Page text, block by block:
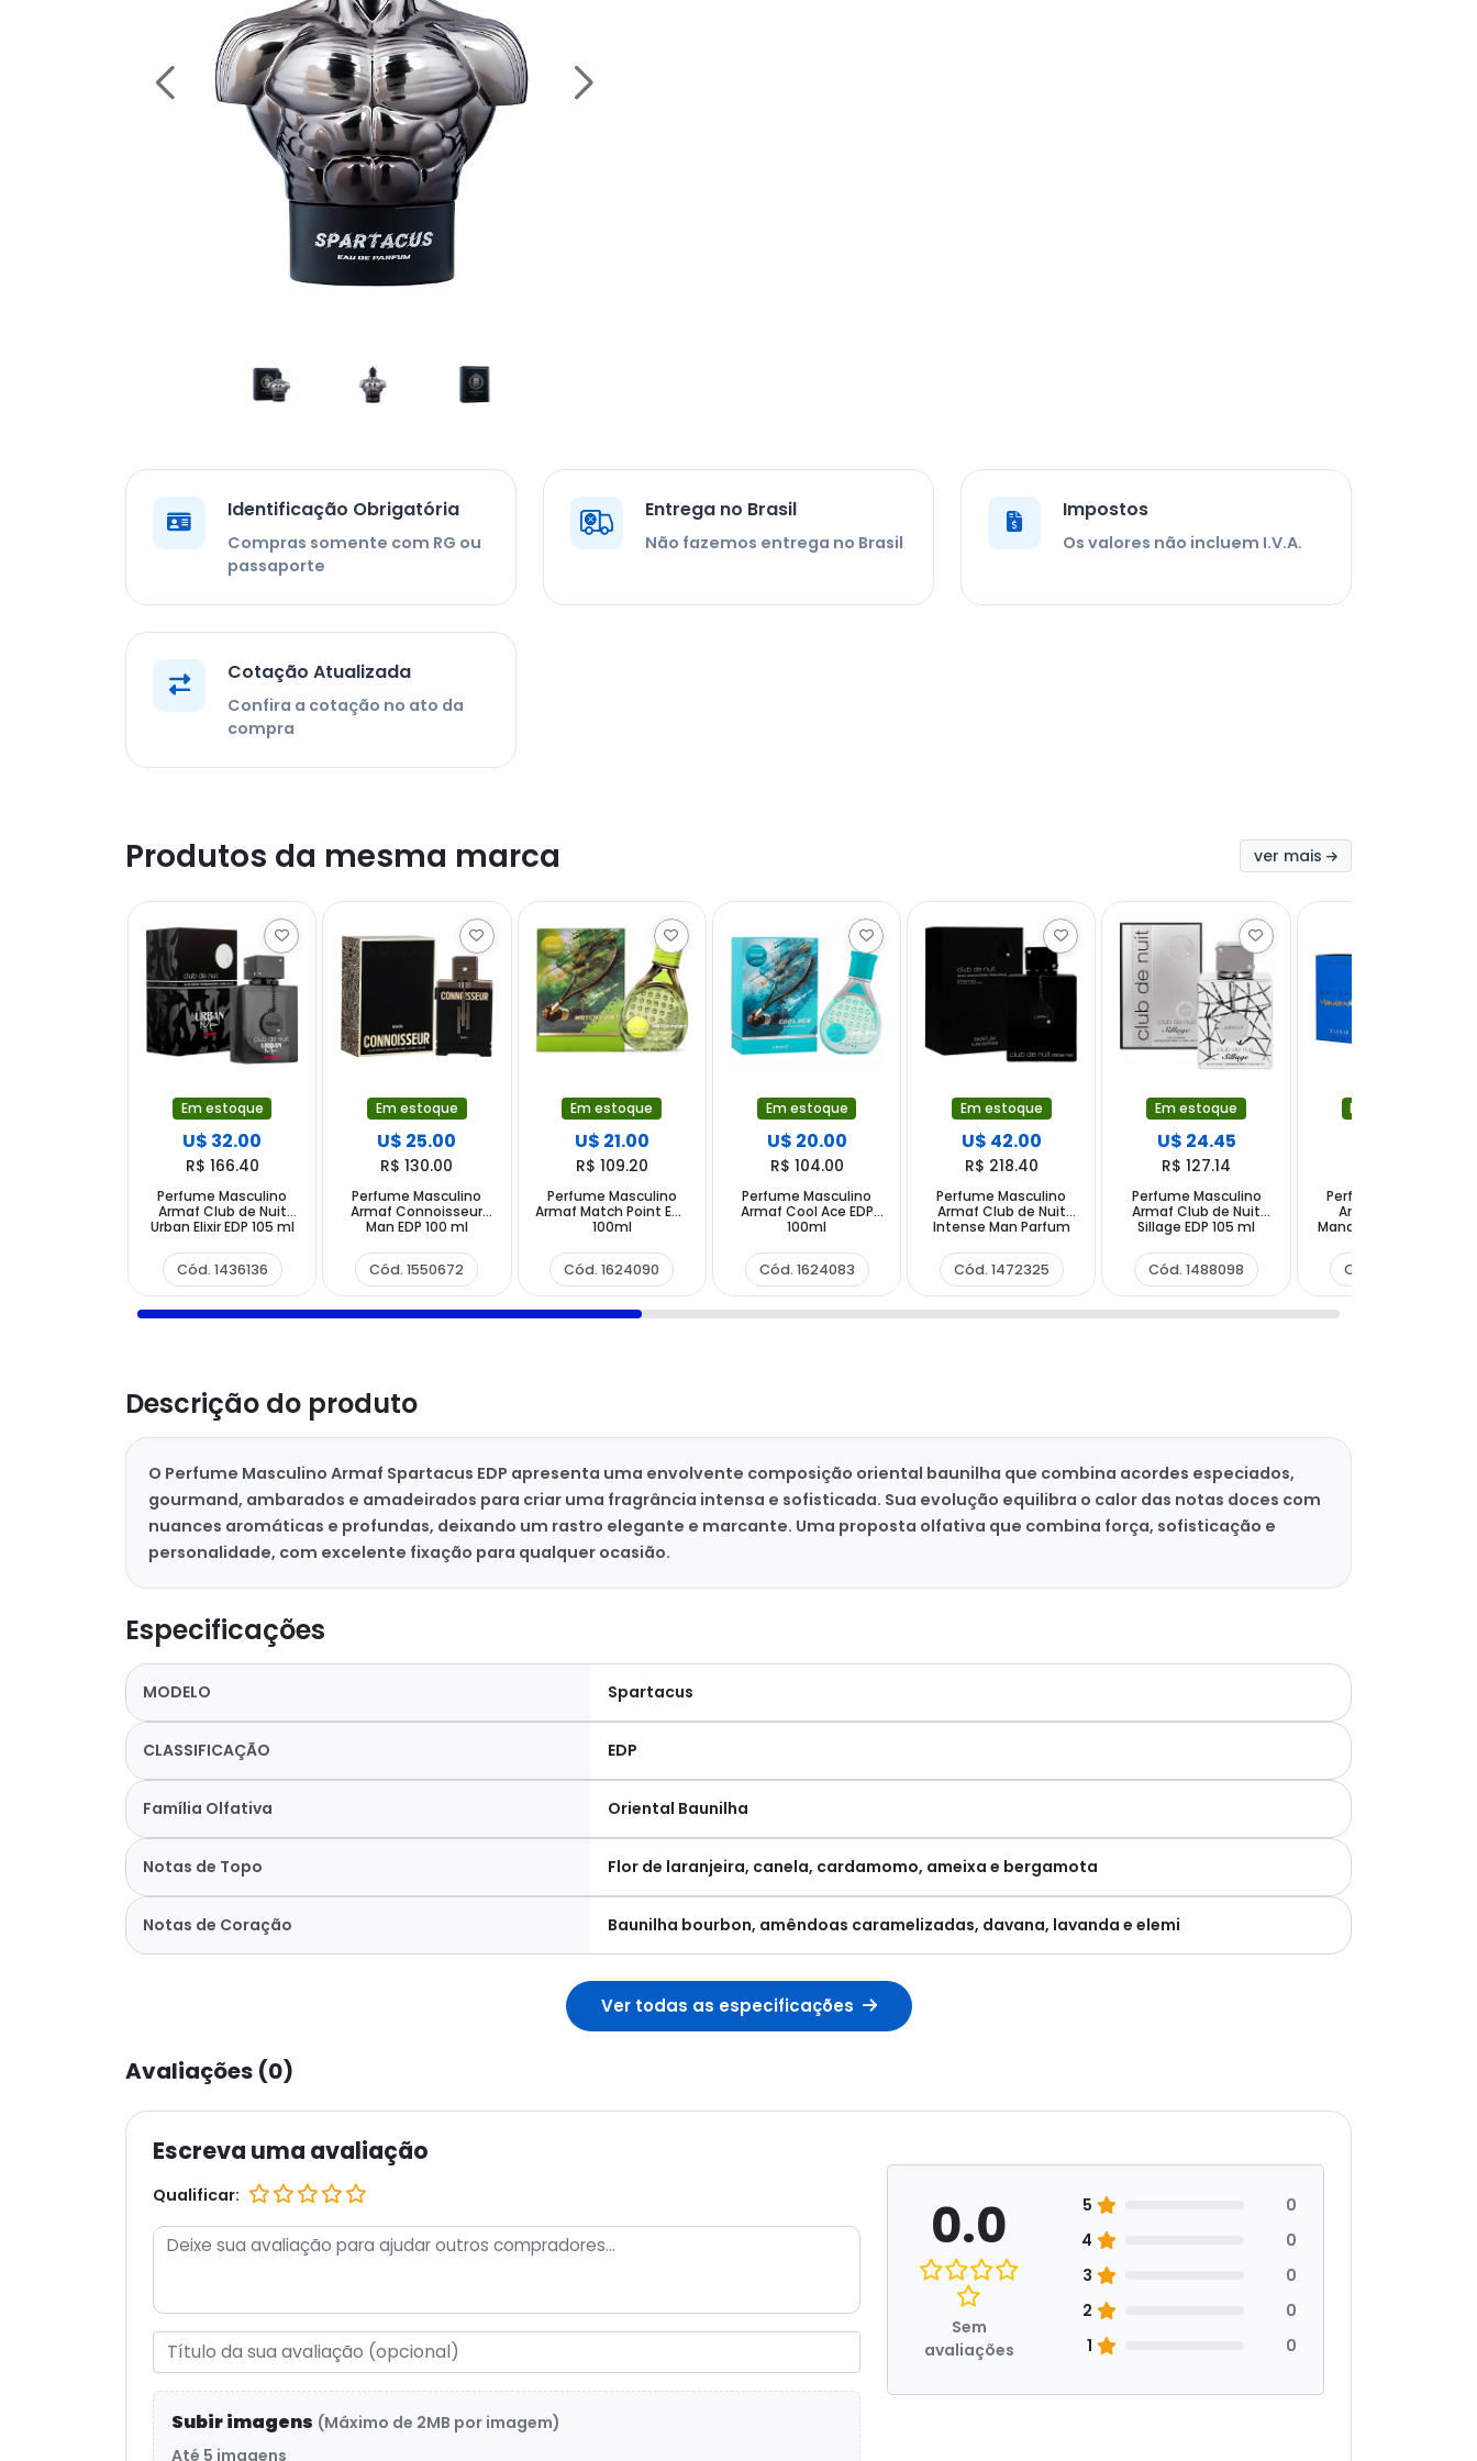
Identificação Obrigatória
Compras somente com RG ou
passaporte
Entrega no Brasil
Não fazemos entrega no Brasil
Impostos
Os valores não incluem I.V.A.
Cotação Atualizada
Confira a cotação no ato da
compra
Produtos da mesma marca ver mais
Em estoque
U$ 32.00
R$ 166.40
Perfume Masculino
Armaf Club de Nuit
Urban Elixir EDP 105 ml
Cód. 1436136
Em estoque
U$ 25.00
R$ 130.00
Perfume Masculino
Armaf Connoisseur
Man EDP 100 ml
Cód. 1550672
Em estoque
U$ 21.00
R$ 109.20
Perfume Masculino
Armaf Match Point EDP
100ml
Cód. 1624090
Em estoque
U$ 20.00
R$ 104.00
Perfume Masculino
Armaf Cool Ace EDP
100ml
Cód. 1624083
Em estoque
U$ 42.00
R$ 218.40
Perfume Masculino
Armaf Club de Nuit
Intense Man Parfum
Cód. 1472325
Em estoque
U$ 24.45
R$ 127.14
Perfume Masculino
Armaf Club de Nuit
Sillage EDP 105 ml
Cód. 1488098
Em estoque
Perfume Masculino
Armaf Odyssey
Mandarin Sky Elixir EDP
Cód. 1633757
Descrição do produto
O Perfume Masculino Armaf Spartacus EDP apresenta uma envolvente composição oriental baunilha que combina acordes especiados,
gourmand, ambarados e amadeirados para criar uma fragrância intensa e sofisticada. Sua evolução equilibra o calor das notas doces com
nuances aromáticas e profundas, deixando um rastro elegante e marcante. Uma proposta olfativa que combina força, sofisticação e
personalidade, com excelente fixação para qualquer ocasião.
Especificações
MODELO Spartacus
CLASSIFICAÇÃO EDP
Família Olfativa Oriental Baunilha
Notas de Topo Flor de laranjeira, canela, cardamomo, ameixa e bergamota
Notas de Coração Baunilha bourbon, amêndoas caramelizadas, davana, lavanda e elemi
Ver todas as especificações
Avaliações (0)
Escreva uma avaliação
Qualificar:
Subir imagens (Máximo de 2MB por imagem)
Até 5 imagens
0.0
Sem
avaliações
5
0
4
0
3
0
2
0
1
0